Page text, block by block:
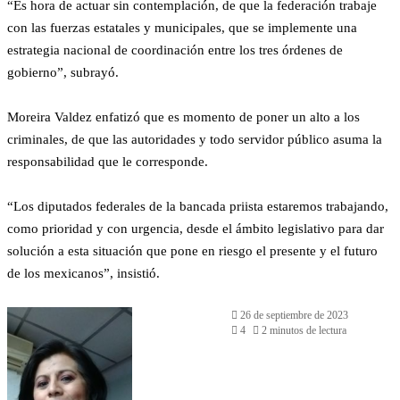
“Es hora de actuar sin contemplación, de que la federación trabaje
con las fuerzas estatales y municipales, que se implemente una
estrategia nacional de coordinación entre los tres órdenes de
gobierno”, subrayó.
Moreira Valdez enfatizó que es momento de poner un alto a los
criminales, de que las autoridades y todo servidor público asuma la
responsabilidad que le corresponde.
“Los diputados federales de la bancada priista estaremos trabajando,
como prioridad y con urgencia, desde el ámbito legislativo para dar
solución a esta situación que pone en riesgo el presente y el futuro
de los mexicanos”, insistió.
26 de septiembre de 2023
4
2 minutos de lectura